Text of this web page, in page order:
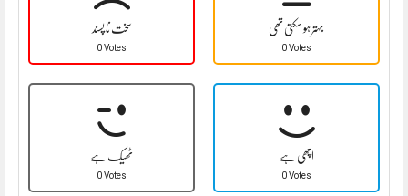
سخت نا پسند
0 Votes
بہتر ہو سکتی تھی
0 Votes
ٹھیک ہے
0 Votes
اچھی ہے
0 Votes